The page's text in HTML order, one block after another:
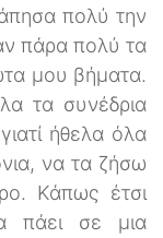
πολύ την
πάρα πολύ τα
μου βήματα.
τα συνέδρια
ήθελα όλα
να τα ζήσω
Κάπως έτσι
πάει σε μια